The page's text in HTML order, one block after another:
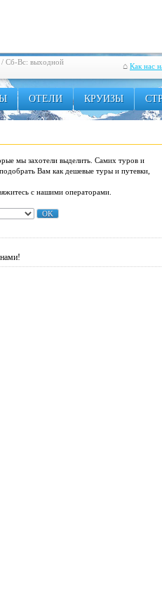
Сб-Вс: выходной ⌂ Как нас
ОТЕЛИ КРУИЗЫ
мы захотели выделить. Самих туров и
Вам как дешевые туры и путевки,
с нашими операторами.